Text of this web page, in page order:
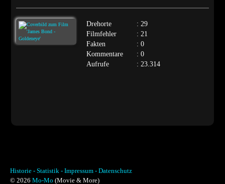
Drehorte
: 29
Filmfehler
: 21
Fakten
: 0
Kommentare
: 0
Aufrufe
: 23.314
Historie - Statistik - Impressum - Datenschutz
© 2026 Mo-Mo (Movie & More)